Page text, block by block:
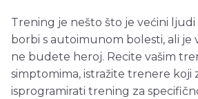
Trening je nešto što je većini
borbi s autoimunom bolesti, ali je
ne budete heroj. Recite vašim
simptomima, istražite trenere koji
isprogramirati trening za